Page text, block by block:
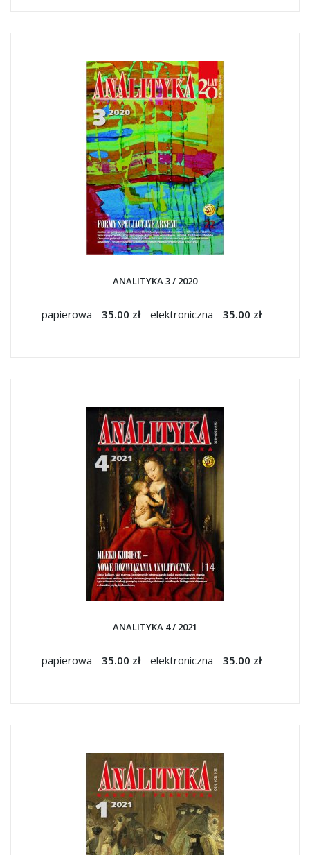
ANALITYKA 3 / 2020
papierowa 35.00 zł elektroniczna 35.00 zł
ANALITYKA 4 / 2021
papierowa 35.00 zł elektroniczna 35.00 zł